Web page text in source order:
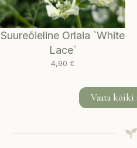
Suureõieline Orlaia `White
Lace`
4,90 €
Vaata kõiki